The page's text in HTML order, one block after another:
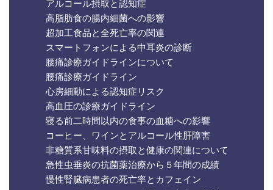
アルコール摂取と認知症
高脂肪食の腸内細菌への影響
超加工食品と全死亡率の関連
スマートフォンによる中耳炎の診断
腰痛診療ガイドラインについて
腰痛診療ガイドライン
心房細動による認知症リスク
高血圧の診療ガイドライン
寝る前二時間以内の食事の血糖への影響
コーヒー、ワインとアルコール性肝障害
非糖質系甘味料の摂取と健康の関連について
急性虫垂炎の抗菌薬治療から５年間の成績
慢性腎臓病患者の死亡率とカフェイン